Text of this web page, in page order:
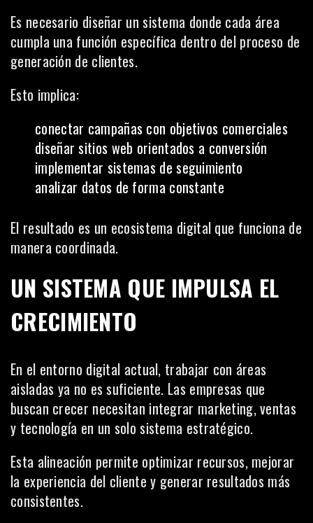
Es necesario diseñar un sistema donde cada área
cumpla una función específica dentro del proceso de
generación de clientes.
Esto implica:
conectar campañas con objetivos comerciales
diseñar sitios web orientados a conversión
implementar sistemas de seguimiento
analizar datos de forma constante
El resultado es un ecosistema digital que funciona de
manera coordinada.
UN SISTEMA QUE IMPULSA EL
CRECIMIENTO
En el entorno digital actual, trabajar con áreas
aisladas ya no es suficiente. Las empresas que
buscan crecer necesitan integrar marketing, ventas
y tecnología en un solo sistema estratégico.
Esta alineación permite optimizar recursos, mejorar
la experiencia del cliente y generar resultados más
consistentes.